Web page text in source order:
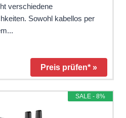
verschiedene
Sowohl kabellos per
Preis prüfen* »
SALE - 8%